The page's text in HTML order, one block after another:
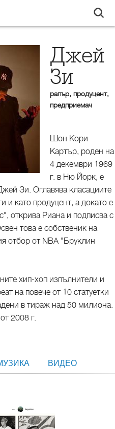
Джей
Зи
рапър, продуцент,
предприемач
Шон Кори
Картър, роден на
4 декември 1969
г. в Ню Йорк, е
Зи. Оглавява класациите
и като продуцент, а докато е
открива Риана и подписва с
това е собственик на
отбор от NBA "Бруклин
хип-хоп изпълнители и
на повече от 10 статуетки
в тираж над 50 милиона.
2008 г.
ВИДЕО